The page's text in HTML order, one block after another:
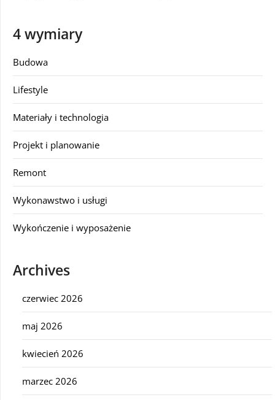
4 wymiary
Budowa
Lifestyle
Materiały i technologia
Projekt i planowanie
Remont
Wykonawstwo i usługi
Wykończenie i wyposażenie
Archives
czerwiec 2026
maj 2026
kwiecień 2026
marzec 2026